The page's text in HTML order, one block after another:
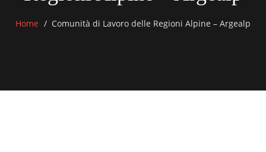
Home Comunità di Lavoro delle Regioni Alpine – Argealp